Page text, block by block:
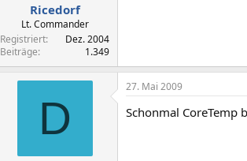
Ricedorf
Lt. Commander
Registriert
Dez. 2004
Beiträge
1.349
D
27. Mai 2009
Schonmal CoreTemp